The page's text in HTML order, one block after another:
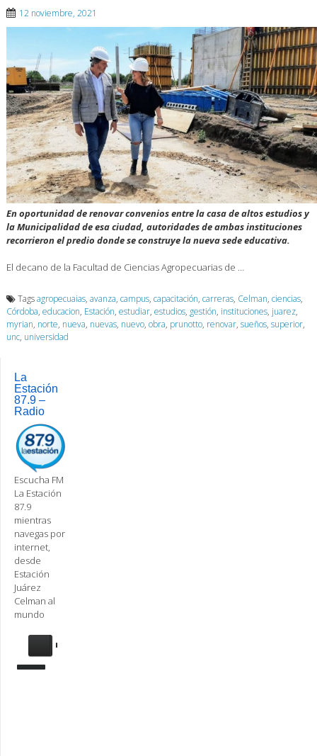
12 noviembre, 2021
En oportunidad de renovar convenios entre la casa de altos estudios y
la Municipalidad de esa ciudad, autoridades de ambas instituciones
recorrieron el predio donde se construye la nueva sede educativa.
El decano de la Facultad de Ciencias Agropecuarias de …
Tagsagropecuaias, avanza, campus, capacitación, carreras, Celman, ciencias,
Córdoba, educacion, Estación, estudiar, estudios, gestión, instituciones, juarez,
myrian, norte, nueva, nuevas, nuevo, obra, prunotto, renovar, sueños, superior,
unc, universidad
La
Estación
87.9 –
Radio
Escucha FM
La Estación
87.9
mientras
navegas por
internet,
desde
Estación
Juárez
Celman al
mundo